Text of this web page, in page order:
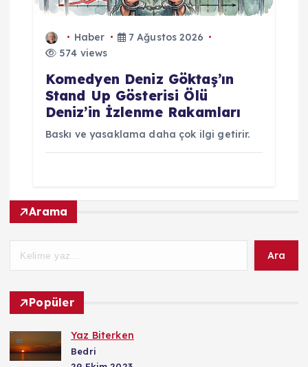
Haber
7 Ağustos 2026
574 views
Komedyen Deniz Göktaş’ın
Stand Up Gösterisi Ölü
Deniz’in İzlenme Rakamları
Baskı ve yasaklama daha çok ilgi getirir.
Arama
Ara
Popüler
Yaz Biterken
Bedri